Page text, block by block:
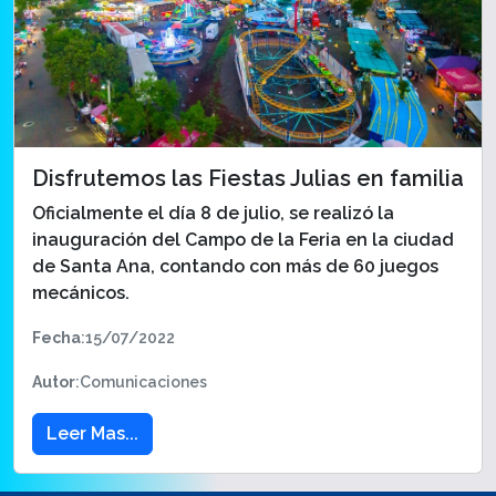
Disfrutemos las Fiestas Julias en familia
Oficialmente el día 8 de julio, se realizó la
inauguración del Campo de la Feria en la ciudad
de Santa Ana, contando con más de 60 juegos
mecánicos.
Fecha:15/07/2022
Autor:Comunicaciones
Leer Mas...